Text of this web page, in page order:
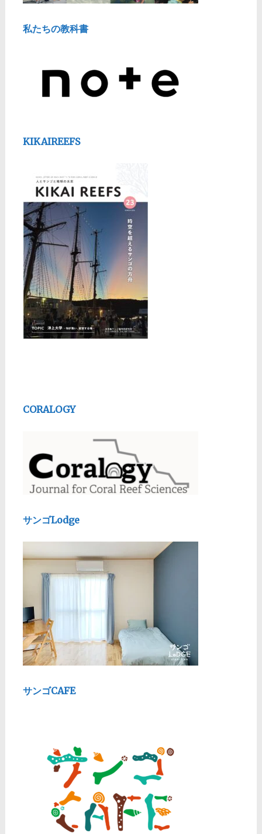
私たちの教科書
KIKAIREEFS
CORALOGY
サンゴLodge
サンゴCAFE